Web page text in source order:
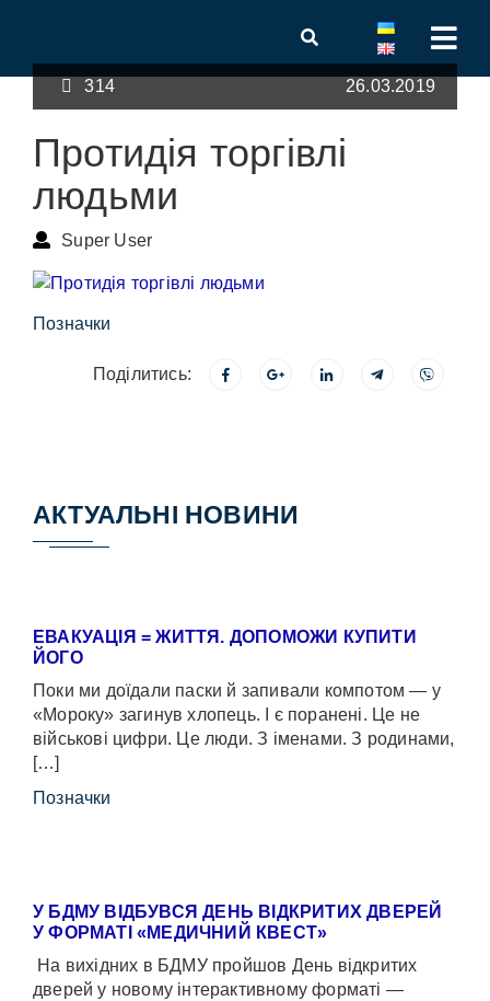
314 26.03.2019
Протидія торгівлі
людьми
Super User
Позначки
Поділитись:
АКТУАЛЬНІ НОВИНИ
ЕВАКУАЦІЯ = ЖИТТЯ. ДОПОМОЖИ КУПИТИ
ЙОГО
Поки ми доїдали паски й запивали компотом — у
«Мороку» загинув хлопець. І є поранені. Це не
військові цифри. Це люди. З іменами. З родинами,
[…]
Позначки
У БДМУ ВІДБУВСЯ ДЕНЬ ВІДКРИТИХ ДВЕРЕЙ
У ФОРМАТІ «МЕДИЧНИЙ КВЕСТ»
На вихідних в БДМУ пройшов День відкритих
дверей у новому інтерактивному форматі —